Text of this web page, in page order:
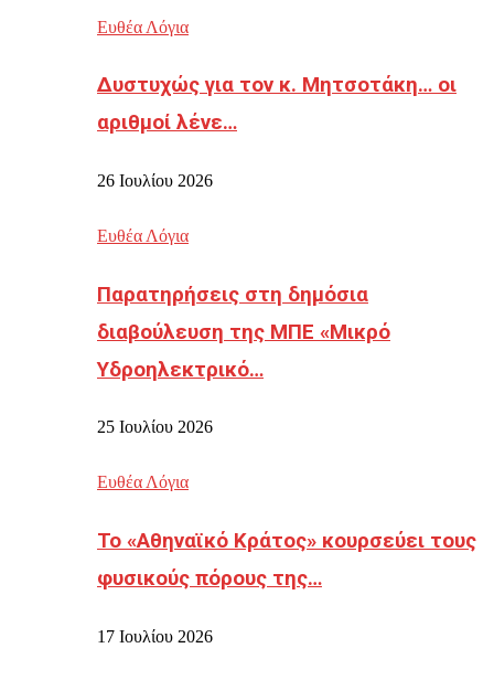
Ευθέα Λόγια
Δυστυχώς για τον κ. Μητσοτάκη… οι
αριθμοί λένε…
26 Ιουλίου 2026
Ευθέα Λόγια
Παρατηρήσεις στη δημόσια
διαβούλευση της ΜΠΕ «Μικρό
Υδροηλεκτρικό…
25 Ιουλίου 2026
Ευθέα Λόγια
Το «Αθηναϊκό Κράτος» κουρσεύει τους
φυσικούς πόρους της…
17 Ιουλίου 2026